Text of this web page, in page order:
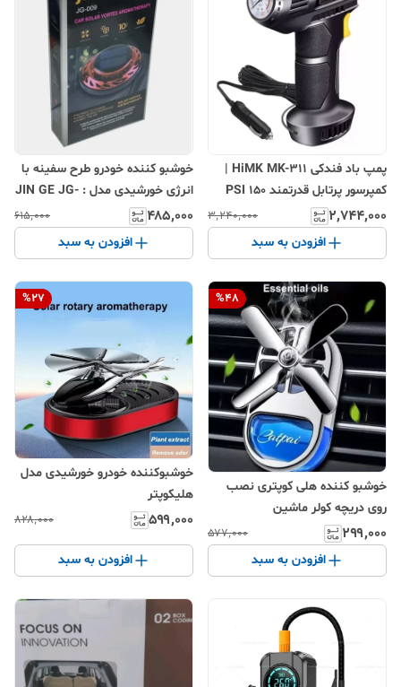
پمپ باد فندکی HiMK MK-311 |
کمپرسور پرتابل قدرتمند 150 PSI
مناسب خودرو و موتور
۲٬۷۴۴٬۰۰۰ ۳٬۲۴۰٬۰۰۰
افزودن به سبد
خوشبو کننده خودرو طرح سفینه با
انرژی خورشیدی مدل : JIN GE JG-
009
۴۸۵٬۰۰۰ ۶۱۵٬۰۰۰
افزودن به سبد
%48
خوشبو کننده هلی کوپتری نصب
روی دریچه کولر ماشین
۲۹۹٬۰۰۰ ۵۷۷٬۰۰۰
افزودن به سبد
%27
خوشبوکننده خودرو خورشیدی مدل
هلیکوپتر
۵۹۹٬۰۰۰ ۸۲۸٬۰۰۰
افزودن به سبد